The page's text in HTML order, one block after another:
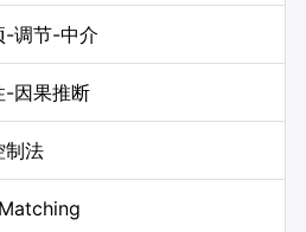
-调节-中介
-因果推断
制法